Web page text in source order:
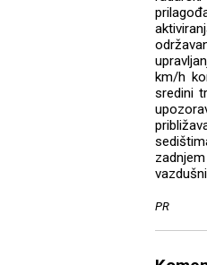
km/h
sredini
PR